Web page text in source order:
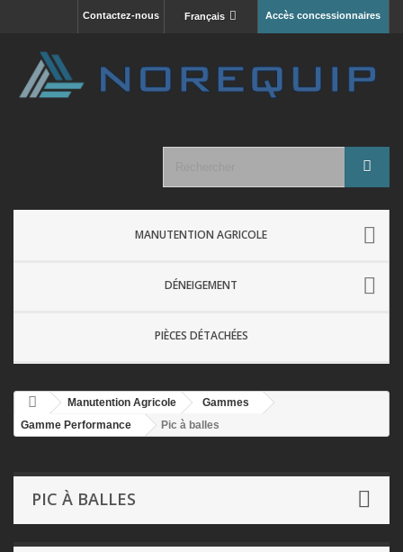
Accès concessionnaires
Français
Contactez-nous
MANUTENTION AGRICOLE
DÉNEIGEMENT
PIÈCES DÉTACHÉES
Manutention Agricole
Gammes
Gamme Performance
Pic à balles
PIC À BALLES